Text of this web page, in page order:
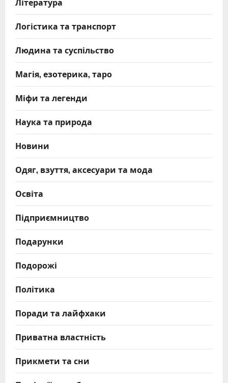
Логістика та транспорт
Людина та суспільство
Магія, езотерика, таро
Міфи та легенди
Наука та природа
Новини
Одяг, взуття, аксесуари та мода
Освіта
Підприємництво
Подарунки
Подорожі
Політика
Поради та лайфхаки
Приватна властність
Прикмети та сни